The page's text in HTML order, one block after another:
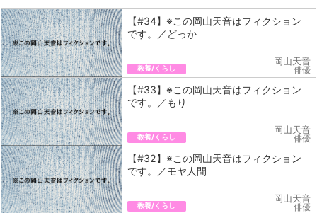
【#34】※この岡山天音はフィクション
です。／どっか
教養/くらし
岡山天音
俳優
【#33】※この岡山天音はフィクション
です。／もり
教養/くらし
岡山天音
俳優
【#32】※この岡山天音はフィクション
です。／モヤ人間
教養/くらし
岡山天音
俳優